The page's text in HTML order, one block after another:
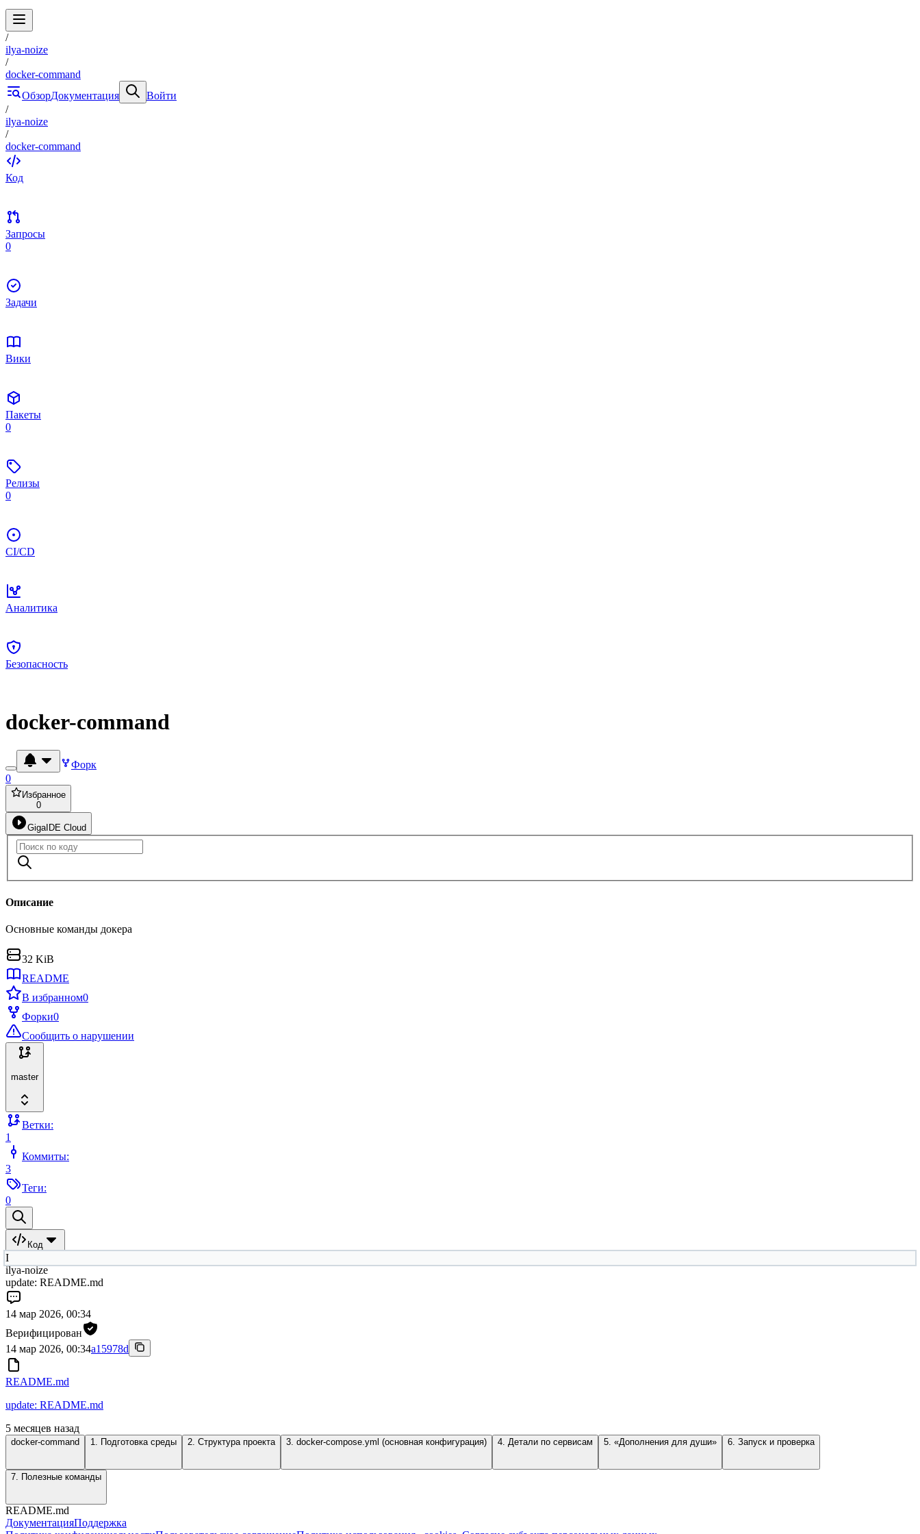
/
ilya-noize
/
docker-command
ОбзорДокументация
Войти
/
ilya-noize
/
docker-command
Код
Запросы
0
Задачи
Вики
Пакеты
0
Релизы
0
CI/CD
Аналитика
Безопасность
docker-command
Форк
0
Избранное
0
GigaIDE Cloud
Описание
Основные команды докера
32 KiB
README
В избранном0
Форки0
Сообщить о нарушении
master
Ветки:
1
Коммиты:
3
Теги:
0
Код
I
ilya-noize
update: README.md
14 мар 2026, 00:34
Верифицирован
14 мар 2026, 00:34a15978d
README.md
update: README.md
5 месяцев назад
docker-command 1. Подготовка среды 2. Структура проекта 3. docker-compose.yml (основная конфигурация) 4. Детали по сервисам 5. «Дополнения для души» 6. Запуск и проверка
7. Полезные команды
README.md
ДокументацияПоддержка